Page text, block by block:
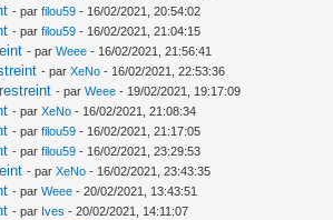
- parfilou59 - 16/02/2021, 20:54:02
- parfilou59 - 16/02/2021, 21:04:15
- parWeee - 16/02/2021, 21:56:41
- parXeNo - 16/02/2021, 22:53:36
- parWeee - 19/02/2021, 19:17:09
- parXeNo - 16/02/2021, 21:08:34
- parfilou59 - 16/02/2021, 21:17:05
- parfilou59 - 16/02/2021, 23:29:53
- parXeNo - 16/02/2021, 23:43:35
- parWeee - 20/02/2021, 13:43:51
- par Ives - 20/02/2021, 14:11:07